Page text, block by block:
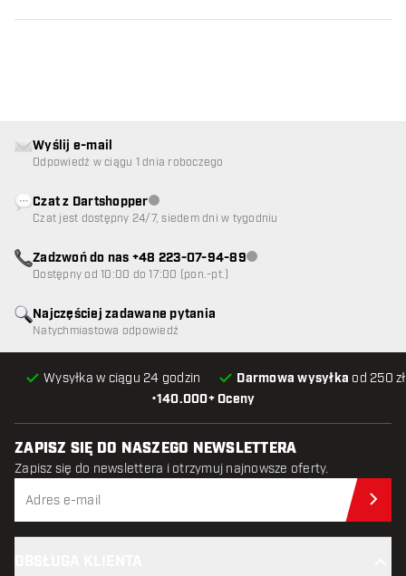
•140.000+ Oceny
Wysyłka w ciągu 24 godzin Darmowa wysyłka od 250
Najczęściej zadawane pytania
Natychmiastowa odpowiedź
Wyślij e-mail
Odpowiedź w ciągu 1 dnia roboczego
Czat z DartshopperObsługa klienta niedostępna
Czat jest dostępny 24/7, siedem dni w tygodniu
Zadzwoń do nas +48 223-07-94-89Obsługa klienta niedostępna
Dostępny od 10:00 do 17:00 (pon.-pt.)
ZAPISZ SIĘ DO NASZEGO NEWSLETTERA
Zapisz się do newslettera i otrzymuj najnowsze oferty.